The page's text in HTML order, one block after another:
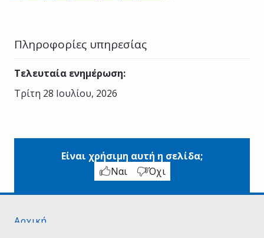
Πληροφορίες υπηρεσίας
Τελευταία ενημέρωση:
Τρίτη 28 Ιουλίου, 2026
Είναι χρήσιμη αυτή η σελίδα;
Ναι
Όχι
Αρχική